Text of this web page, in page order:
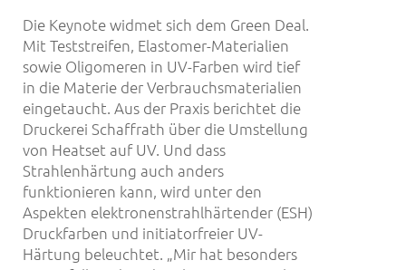
Die Keynote widmet sich dem Green Deal.
Mit Teststreifen, Elastomer-Materialien
sowie Oligomeren in UV-Farben wird tief
in die Materie der Verbrauchsmaterialien
eingetaucht. Aus der Praxis berichtet die
Druckerei Schaffrath über die Umstellung
von Heatset auf UV. Und dass
Strahlenhärtung auch anders
funktionieren kann, wird unter den
Aspekten elektronenstrahlhärtender (ESH)
Druckfarben und initiatorfreier UV-
Härtung beleuchtet. „Mir hat besonders